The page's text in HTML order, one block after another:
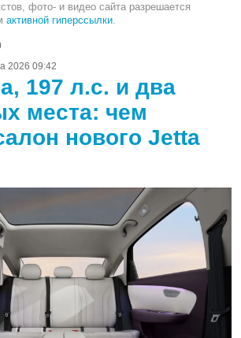
фото- и видео сайта разрешается
активной гиперссылки.
2026 09:42
197 л.с. и два
места: чем
нового Jetta